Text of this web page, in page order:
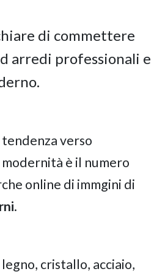
di commettere
arredi professionali e
verso
modernità è il numero
online di immgini di
.
cristallo, acciaio,